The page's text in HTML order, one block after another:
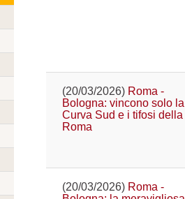
(20/03/2026) Roma -
Bologna: vincono solo la
Curva Sud e i tifosi della
Roma
(20/03/2026) Roma -